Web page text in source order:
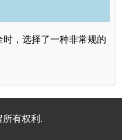
，选择了一种非常规的
有权利.